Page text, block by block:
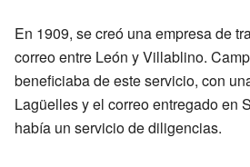
En 1909, se creó una empresa de
correo entre León y Villablino.
beneficiaba de este servicio, con
Lagüelles y el correo entregado en
había un servicio de diligencias.